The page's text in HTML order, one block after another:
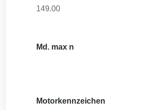
149.00
Md. max n
Motorkennzeichen